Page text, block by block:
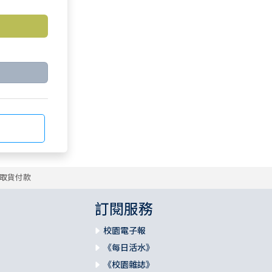
貨付款
訂閱服務
校園電子報
《每日活水》
《校園雜誌》